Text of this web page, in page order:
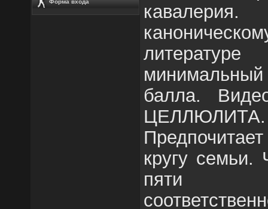
Форма входа
балла.
ЦЕЛЛЮЛИТА.
кругу
пяти